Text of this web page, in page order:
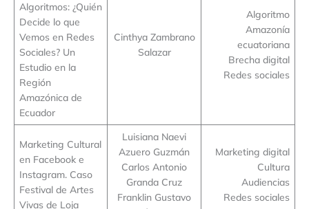
Algoritmos: ¿Quién
Decide lo que
Vemos en Redes
Sociales? Un
Estudio en la
Región
Amazónica de
Ecuador
Cinthya Zambrano
Salazar
Algoritmo
Amazonía
ecuatoriana
Brecha digital
Redes sociales
Marketing Cultural
en Facebook e
Instagram. Caso
Festival de Artes
Vivas de Loja
Luisiana Naevi
Azuero Guzmán
Carlos Antonio
Granda Cruz
Franklin Gustavo
Marketing digital
Cultura
Audiencias
Redes sociales